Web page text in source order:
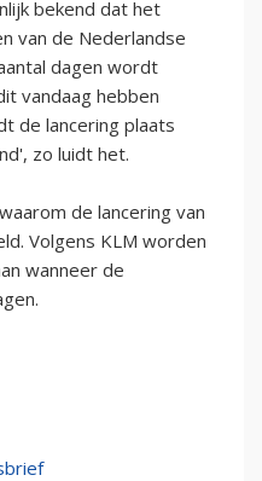
bekend dat het
van de Nederlandse
dagen wordt
vandaag hebben
de lancering plaats
zo luidt het.
de lancering van
Volgens KLM worden
wanneer de